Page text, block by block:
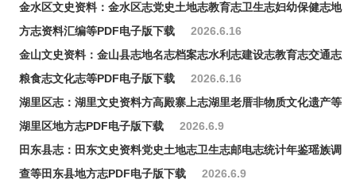
金水区文史资料：金水区志党史土地志教育志卫生志妇幼保健志地
方志资料汇编等PDF电子版下载
2026.6.16
金山文史资料：金山县志地名志档案志水利志建设志教育志交通志
粮食志文化志等PDF电子版下载
2026.6.16
湖里区志：湖里文史资料方高殿寨上志湖里老厝非物质文化遗产等
湖里区地方志PDF电子版下载
2026.6.9
田东县志：田东文史资料党史土地志卫生志邮电志统计年鉴瑶族调
查等田东县地方志PDF电子版下载
2026.6.9